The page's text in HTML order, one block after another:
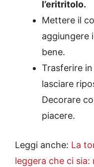
l’eritritolo.
Mettere il
aggiungere
bene.
Trasferire
lasciare
Decorare
piacere.
Leggi anche: La
leggera che ci